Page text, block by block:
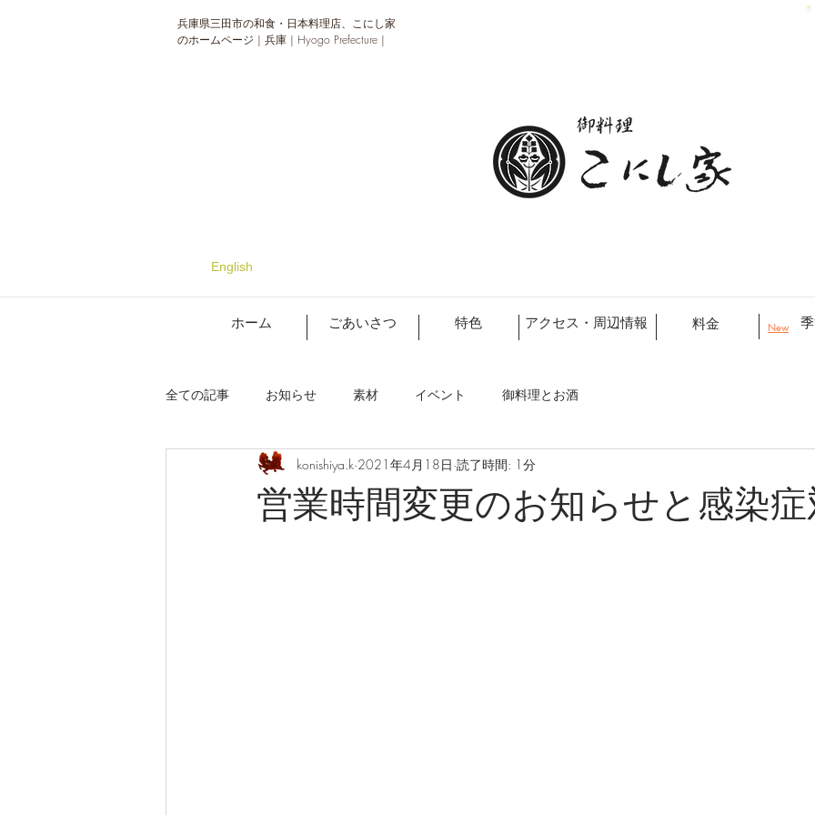
兵庫県三田市の和食・日本料理店、こにし家
のホームページ | 兵庫 | Hyogo Prefecture |
English
ホーム ごあいさつ 特色 アクセス・周辺情報 料金 New
全ての記事 お知らせ 素材 イベント 御料理とお酒
営業時間変更のお知らせと感染
konishiya.k 2021年4月18日 読了時間: 1分